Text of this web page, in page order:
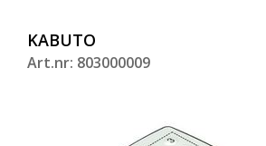
KABUTO
Art.nr: 803000009